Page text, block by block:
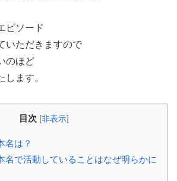
ピソード
いただきますので
のほど
します。
目次 [非表示]
名は？
名で活動していることはなぜ明らかに